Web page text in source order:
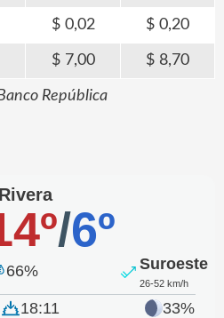
0,02 0,20
7,00 8,70
República
Rivera
/6º
66% Suroeste
26-52 km/h
18:11 33%